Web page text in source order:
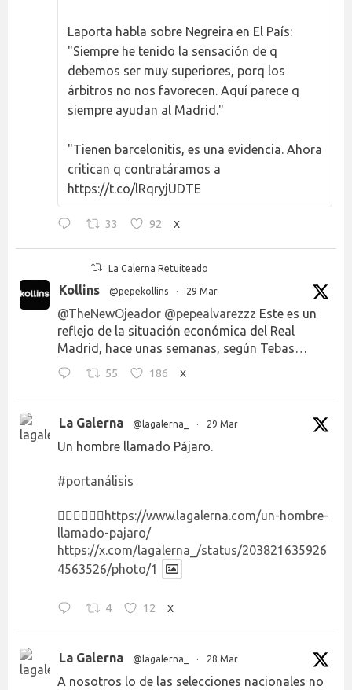
Laporta habla sobre Negreira en El País:
"Siempre he tenido la sensación de q
debemos ser muy superiores, porq los
árbitros no nos favorecen. Aquí parece q
siempre ayudan al Madrid."
"Tienen barcelonitis, es una evidencia. Ahora
critican q contratáramos a
https://t.co/lRqryjUDTE
33 92 X
La Galerna Retuiteado
Kollins @pepekollins · 29 Mar
@TheNewOjeador @pepealvarezzz Este es un
reflejo de la situación económica del Real
Madrid, hace unas semanas, según Tebas…
55 186 X
La Galerna @lagalerna_ · 29 Mar
Un hombre llamado Pájaro.
#portanálisis
👉🏻👉🏻👉🏻 https://www.lagalerna.com/un-hombre-
llamado-pajaro/
https://x.com/lagalerna_/status/203821635926
4563526/photo/1
4 12 X
La Galerna @lagalerna_ · 28 Mar
A nosotros lo de las selecciones nacionales no